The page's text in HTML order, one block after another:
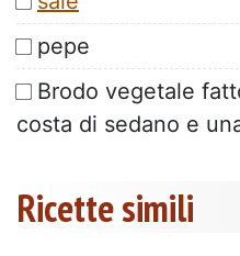
pepe
Brodo vegetale
costa di sedano e
Ricette simili